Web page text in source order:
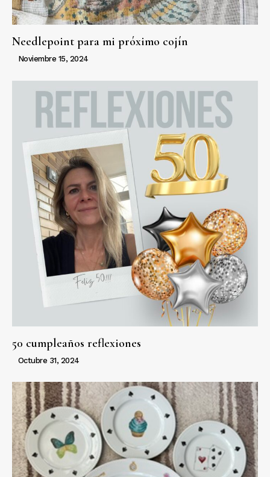
Needlepoint para mi próximo cojín
Noviembre 15, 2024
50 cumpleaños reflexiones
Octubre 31, 2024